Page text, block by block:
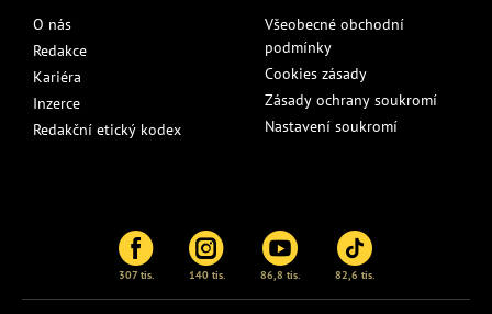
O nás
Redakce
Kariéra
Inzerce
Redakční etický kodex
Všeobecné obchodní
podmínky
Cookies zásady
Zásady ochrany soukromí
Nastavení soukromí
307 tis. 140 tis. 86,8 tis. 82,6 tis.